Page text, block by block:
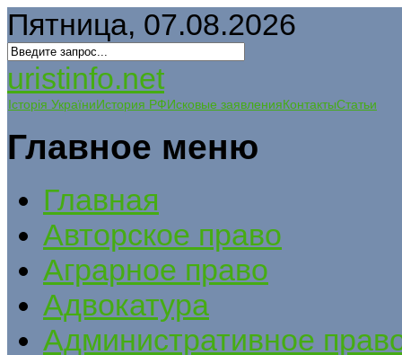
Пятница, 07.08.2026
uristinfo.net
Історія УкраїниИстория РФИсковые заявленияКонтактыСтатьи
Главное меню
Главная
Авторское право
Аграрное право
Адвокатура
Административное